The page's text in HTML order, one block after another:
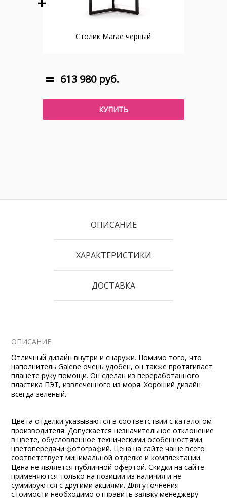
Столик Marae черный
613 980 руб.
КУПИТЬ
ОПИСАНИЕ
ХАРАКТЕРИСТИКИ
ДОСТАВКА
ОПИСАНИЕ
Отличный дизайн внутри и снаружи. Помимо того, что
наполнитель Galene очень удобен, он также протягивает
планете руку помощи. Он сделан из переработанного
пластика ПЭТ, извлеченного из моря. Хороший дизайн
всегда зеленый.
Цвета отделки указываются в соответствии с каталогом
производителя. Допускается незначительное отклонение
в цвете, обусловленное техническими особенностями
цветопередачи фотографий. Цена на сайте чаще всего
соответствует минимальной отделке и комплектации.
Цена не является публичной офертой. Скидки на сайте
применяются только на позиции из наличия и не
суммируются с другими акциями. Для уточнения
стоимости необходимо отправить заявку менеджеру